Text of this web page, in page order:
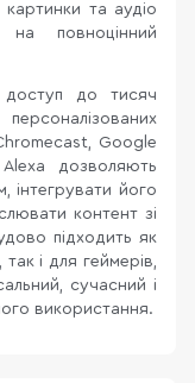
картинки та аудіо
повноцінний
доступ до тисяч
Google
дозволяють
інтегрувати його
контент зі
підходить як
так і для геймерів,
сучасний і
використання.